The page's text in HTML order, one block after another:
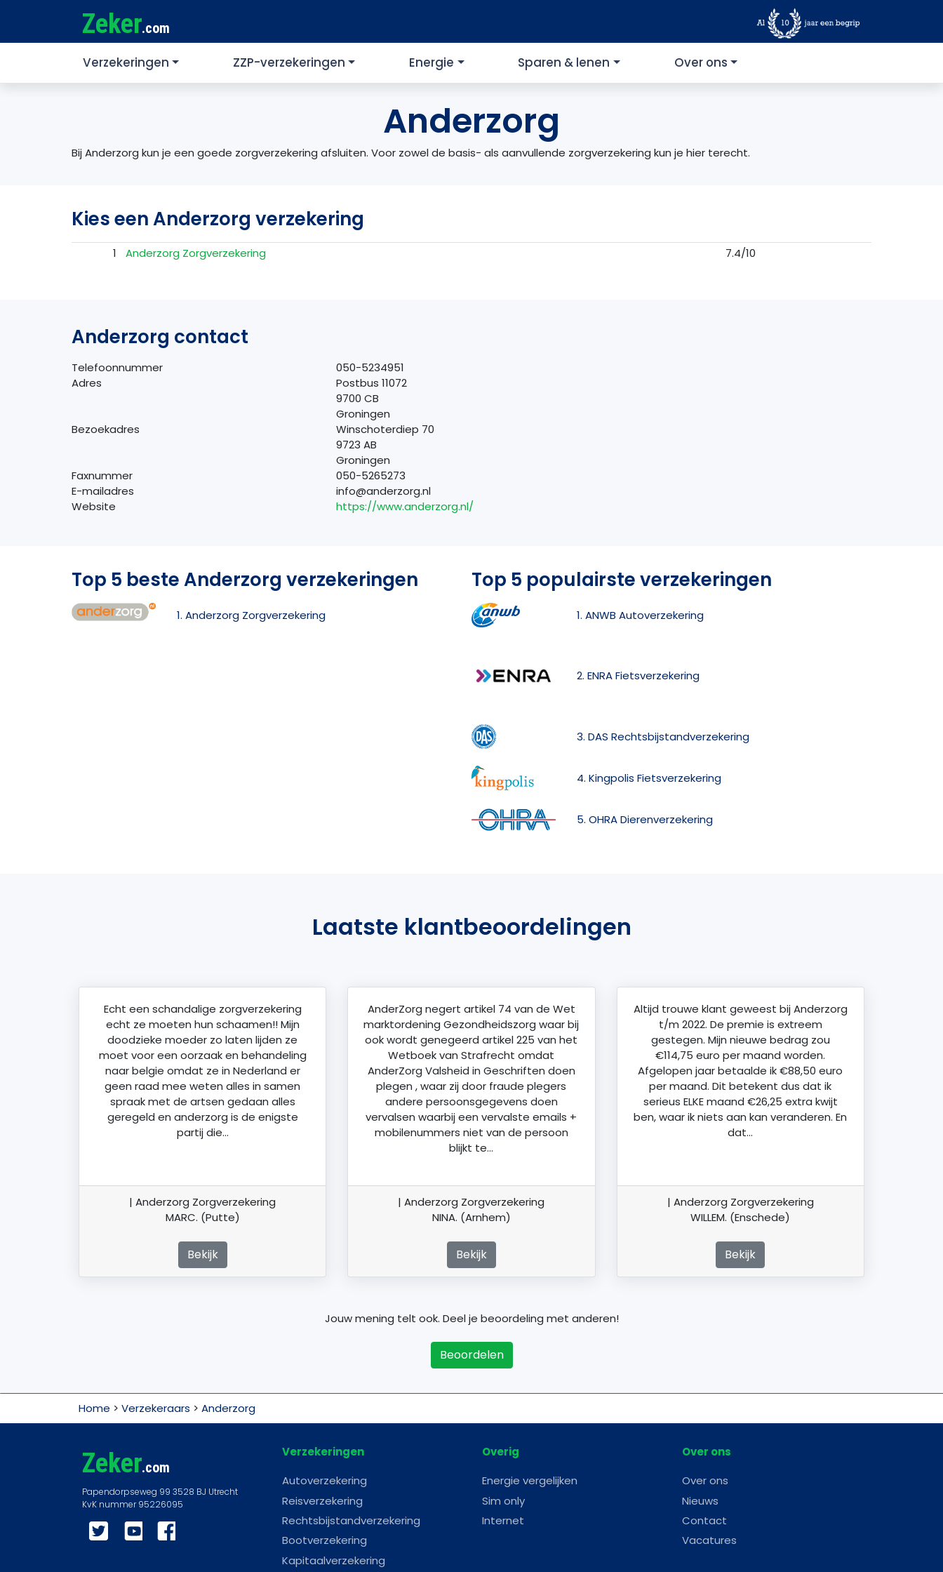
Zeker.com
Verzekeringen ZZP-verzekeringen Energie Sparen & lenen Over ons
Anderzorg
Bij Anderzorg kun je een goede zorgverzekering afsluiten. Voor zowel de basis- als aanvullende zorgverzekering kun je hier terecht.
Kies een Anderzorg verzekering
1 Anderzorg Zorgverzekering 7.4/10
Anderzorg contact
Telefoonnummer
050-5234951
Adres
Postbus 11072
9700 CB
Groningen
Bezoekadres
Winschoterdiep 70
9723 AB
Groningen
Faxnummer
050-5265273
E-mailadres
info@anderzorg.nl
Website
https://www.anderzorg.nl/
Top 5 beste Anderzorg verzekeringen
1. Anderzorg Zorgverzekering
Top 5 populairste verzekeringen
1. ANWB Autoverzekering
2. ENRA Fietsverzekering
3. DAS Rechtsbijstandverzekering
4. Kingpolis Fietsverzekering
5. OHRA Dierenverzekering
Laatste klantbeoordelingen
Echt een schandalige zorgverzekering
echt ze moeten hun schaamen!! Mijn
doodzieke moeder zo laten lijden ze
moet voor een oorzaak en behandeling
naar belgie omdat ze in Nederland er
geen raad mee weten alles in samen
spraak met de artsen gedaan alles
geregeld en anderzorg is de enigste
partij die…
| Anderzorg Zorgverzekering
MARC. (Putte)
Bekijk
AnderZorg negert artikel 74 van de Wet
marktordening Gezondheidszorg waar bij
ook wordt genegeerd artikel 225 van het
Wetboek van Strafrecht omdat
AnderZorg Valsheid in Geschriften doen
plegen , waar zij door fraude plegers
andere persoonsgegevens doen
vervalsen waarbij een vervalste emails +
mobilenummers niet van de persoon
blijkt te…
| Anderzorg Zorgverzekering
NINA. (Arnhem)
Bekijk
Altijd trouwe klant geweest bij Anderzorg
t/m 2022. De premie is extreem
gestegen. Mijn nieuwe bedrag zou
€114,75 euro per maand worden.
Afgelopen jaar betaalde ik €88,50 euro
per maand. Dit betekent dus dat ik
serieus ELKE maand €26,25 extra kwijt
ben, waar ik niets aan kan veranderen. En
dat…
| Anderzorg Zorgverzekering
WILLEM. (Enschede)
Bekijk
Jouw mening telt ook. Deel je beoordeling met anderen!
Beoordelen
Home > Verzekeraars > Anderzorg
Zeker.com
Twitter YouTube
Verzekeringen
Autoverzekering
Reisverzekering
Rechtsbijstandverzekering
Bootverzekering
Kapitaalverzekering
Overig
Energie vergelijken
Sim only
Internet
Over ons
Over ons
Nieuws
Contact
Vacatures